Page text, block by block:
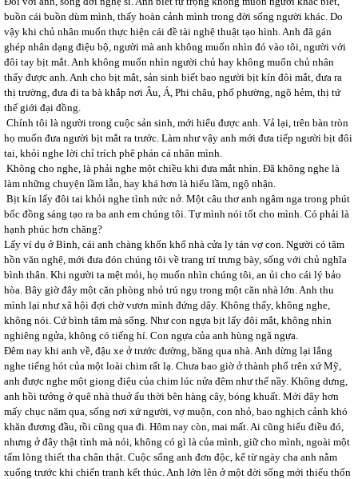
buồn cái buồn dùm mình, thấy hoàn cảnh mình trong đời sống người khác. Do
vậy khi chủ nhân muốn thực hiện cái đề tài nghệ thuật tạo hình. Anh đã gán
ghép nhân dạng điệu bộ, người mà anh không muốn nhìn đó vào tôi, người với
đôi tay bịt mắt. Anh không muốn nhìn người chủ hay không muốn chủ nhân
thấy được anh. Anh cho bịt mắt, sản sinh biết bao người bịt kín đôi mắt, đưa ra
thị trường, đưa đi ta bà khắp nơi Âu, Á, Phi châu, phố phường, ngõ hẻm, thị tứ
thế giới đại đồng.
Chính tôi là người trong cuộc sản sinh, mới hiểu được anh. Vả lại, trên bàn tròn
họ muốn đưa người bịt mắt ra trước. Làm như vậy anh mới đưa tiếp người bịt đôi
tai, khỏi nghe lời chỉ trích phê phán cá nhân mình.
Không cho nghe, là phải nghe một chiều khi đưa mắt nhìn. Đã không nghe là
làm những chuyện lầm lẫn, hay khá hơn là hiểu lầm, ngộ nhận.
Bịt kín lấy đôi tai khỏi nghe tình nức nở. Một câu thơ anh ngâm nga trong phút
bốc đồng sáng tạo ra ba anh em chúng tôi. Tự mình nói tốt cho mình. Có phải là
hạnh phúc hơn chăng?
Lấy ví dụ ở Bình, cái anh chàng khốn khổ nhà cửa ly tán vợ con. Người có tâm
hồn văn nghệ, mới đưa đón chúng tôi về trang trí trưng bày, sống với chủ nghĩa
bình thân. Khi người ta mệt mỏi, họ muốn nhìn chúng tôi, an ủi cho cái lý bảo
hòa. Bây giờ đây một căn phòng nhỏ trú ngụ trong một căn nhà lớn. Anh thu
mình lại như xã hội đợi chờ vươn mình đứng dậy. Không thấy, không nghe,
không nói. Cứ bình tâm mà sống. Như con ngựa bịt lấy đôi mắt, không nhìn
nghiêng ngửa, không có tiếng hí. Con ngựa của anh hùng ngã ngựa.
Đêm nay khi anh về, đậu xe ở trước đường, băng qua nhà. Anh dừng lại lắng
nghe tiếng hót của một loài chim rất lạ. Chưa bao giờ ở thành phố trên xứ Mỹ,
anh được nghe một giọng điệu của chim lúc nửa đêm như thế nầy. Không dưng,
anh hồi tưởng ở quê nhà thuở ấu thời bên hàng cây, bóng khuất. Mới đây hơn
mấy chục năm qua, sống nơi xứ người, vợ muộn, con nhỏ, bao nghịch cảnh khó
khăn đương đầu, rồi cũng qua đi. Hôm nay còn, mai mất. Ai cũng hiểu điều đó,
nhưng ở đây thật tình mà nói, không có gì là của mình, giữ cho mình, ngoài một
tấm lòng thiết tha chân thật. Cuộc sống anh đơn độc, kể từ ngày cha anh nằm
xuống trước khi chiến tranh kết thúc. Anh lớn lên ở một đời sống mới thiếu thốn